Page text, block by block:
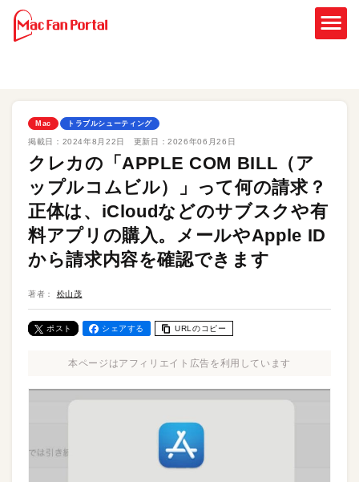
Mac トラブルシューティング
掲載日： 2024年8月22日 更新日：2026年06月26日
クレカの「APPLE COM BILL（ア
ップルコムビル）」って何の請求？
正体は、iCloudなどのサブスクや有
料アプリの購入。メールやApple ID
から請求内容を確認できます
著者： 松山茂
ポスト シェアする URLのコピー
本ページはアフィリエイト広告を利用しています